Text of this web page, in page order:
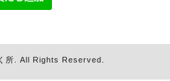
所. All Rights Reserved.